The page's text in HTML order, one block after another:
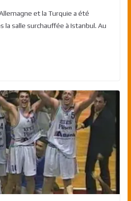
et la Turquie a été
la salle surchauffée à Istanbul. Au